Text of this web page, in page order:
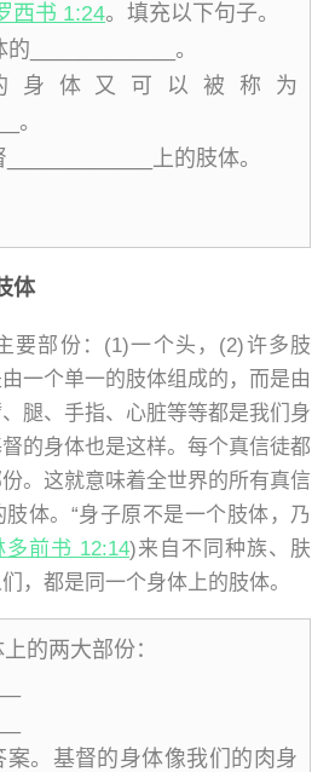
西书 1:24。填充以下句子。
____________。
身体又可以被称为
。
上的肢体。
体
要部份：(1)一个头，(2)许多肢
一个单一的肢体组成的，而是由
腿、手指、心脏等等都是我们身
的身体也是这样。每个真信徒都
。这就意味着全世界的所有真信
体。“身子原不是一个肢体，乃
多前书 12:14)来自不同种族、肤
，都是同一个身体上的肢体。
的两大部份：
案。基督的身体像我们的肉身